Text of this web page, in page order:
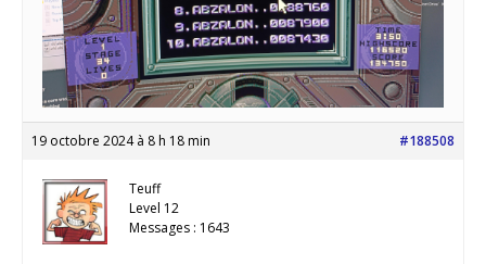
19 octobre 2024 à 8 h 18 min #188508
Teuff
Level 12
Messages : 1643